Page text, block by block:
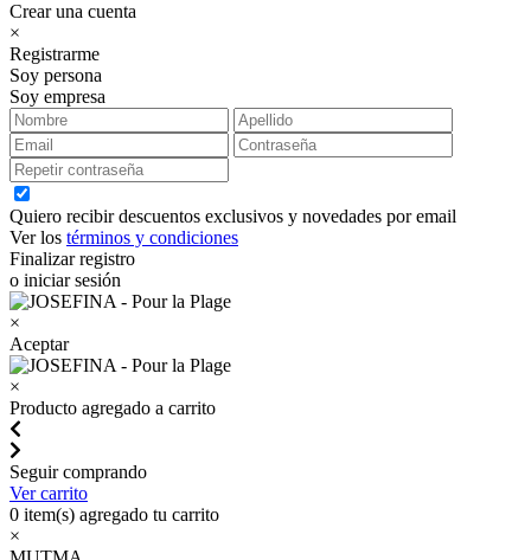
Crear una cuenta
×
Registrarme
Soy persona
Soy empresa
Quiero recibir descuentos exclusivos y novedades por email
Ver los términos y condiciones
Finalizar registro
o iniciar sesión
×
Aceptar
×
Producto agregado a carrito
Seguir comprando
Ver carrito
0 item(s) agregado tu carrito
×